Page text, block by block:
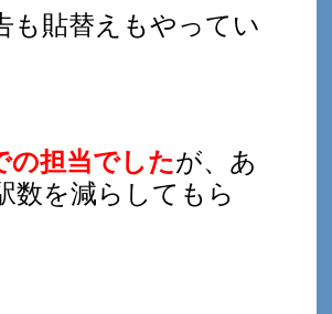
も貼替えもやってい
の担当でしたが、あ
数を減らしてもら